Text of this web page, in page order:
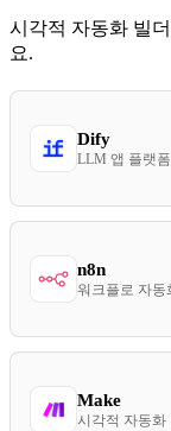
시각적 자동화 빌
요.
Dify
LLM 앱 플랫폼
n8n
워크플로 자동
Make
시각적 자동화